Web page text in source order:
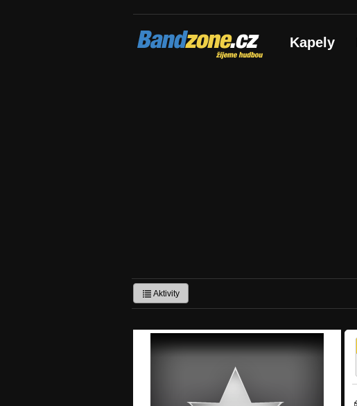
Bandzone.cz
žijeme hudbou Kapely
Aktivity